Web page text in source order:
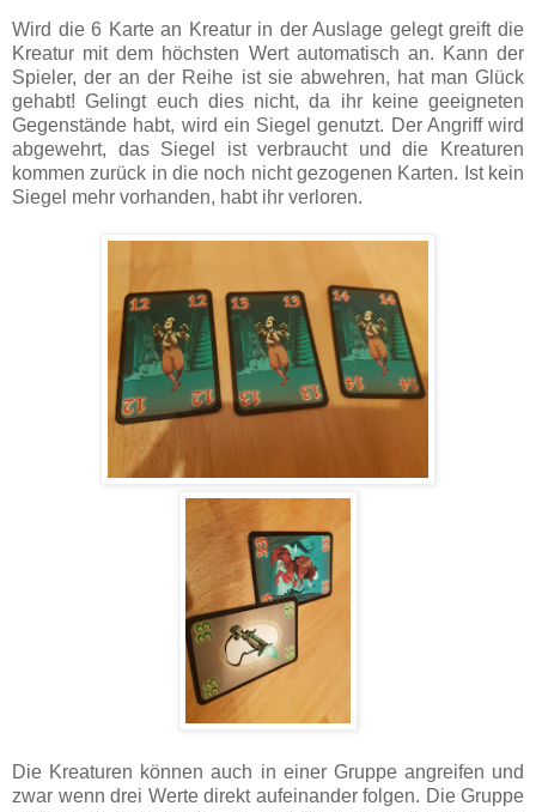
Wird die 6 Karte an Kreatur in der Auslage gelegt greift die
Kreatur mit dem höchsten Wert automatisch an. Kann der
Spieler, der an der Reihe ist sie abwehren, hat man Glück
gehabt! Gelingt euch dies nicht, da ihr keine geeigneten
Gegenstände habt, wird ein Siegel genutzt. Der Angriff wird
abgewehrt, das Siegel ist verbraucht und die Kreaturen
kommen zurück in die noch nicht gezogenen Karten. Ist kein
Siegel mehr vorhanden, habt ihr verloren.
Die Kreaturen können auch in einer Gruppe angreifen und
zwar wenn drei Werte direkt aufeinander folgen. Die Gruppe